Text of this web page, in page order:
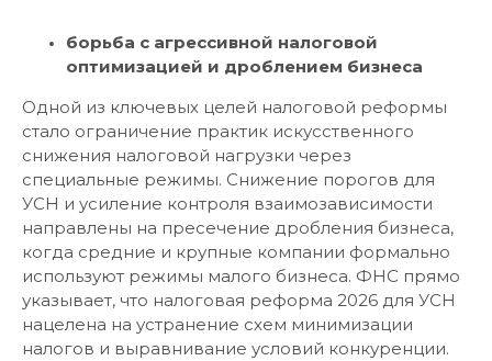
борьба с агрессивной налоговой
оптимизацией и дроблением бизнеса
Одной из ключевых целей налоговой реформы
стало ограничение практик искусственного
снижения налоговой нагрузки через
специальные режимы. Снижение порогов для
УСН и усиление контроля взаимозависимости
направлены на пресечение дробления бизнеса,
когда средние и крупные компании формально
используют режимы малого бизнеса. ФНС прямо
указывает, что налоговая реформа 2026 для УСН
нацелена на устранение схем минимизации
налогов и выравнивание условий конкуренции.